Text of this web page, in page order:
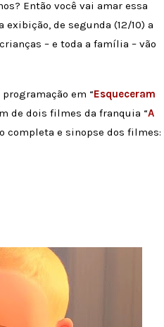
Então você vai amar essa
exibição, de segunda (12/10) a
– e toda a família – vão
em “Esqueceram
de dois filmes da franquia “A
completa e sinopse dos filmes: